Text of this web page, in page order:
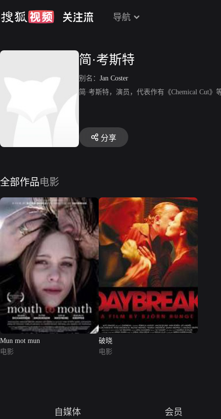
导航
简·考斯特
别名： Jan Coster
简·考斯特，演员，代表作有《Chemical Cut》
分享
全部作品电影
Mun mot mun
电影
破晓
电影
自媒体 会员